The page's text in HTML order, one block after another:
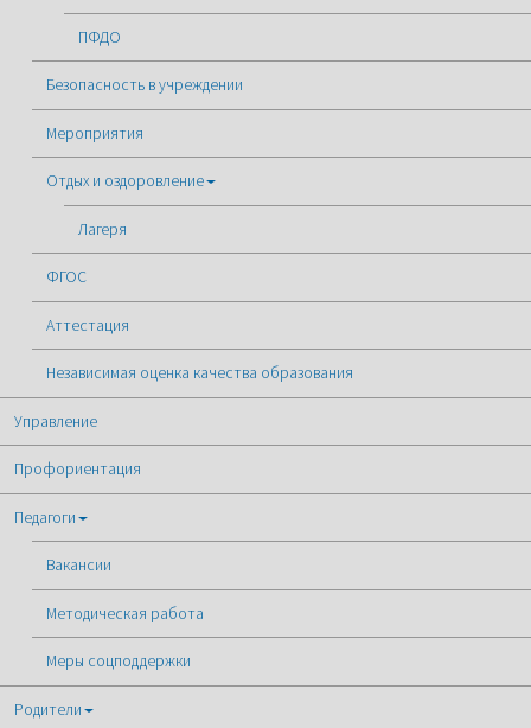
ПФДО
Безопасность в учреждении
Мероприятия
Отдых и оздоровление
Лагеря
ФГОС
Аттестация
Независимая оценка качества образования
Управление
Профориентация
Педагоги
Вакансии
Методическая работа
Меры соцподдержки
Родители